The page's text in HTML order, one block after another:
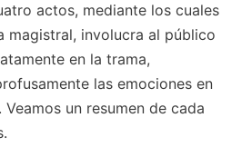
actos, mediante los cuales
magistral, involucra al público
en la trama,
las emociones en
un resumen de cada